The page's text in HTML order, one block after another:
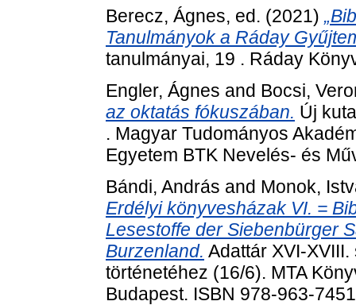
Berecz, Ágnes, ed. (2021)
Tanulmányok a Ráday
tanulmányai, 19 . Ráday
Engler, Ágnes and Bocsi,
az oktatás fókuszában. Új
. Magyar Tudományos
Egyetem BTK Nevelés- és
Bándi, András and Monok,
Erdélyi könyvesházak VI. =
Lesestoffe der Siebenbürger
Burzenland. Adattár XVI-
történetéhez (16/6). MTA
Budapest. ISBN 978-963-